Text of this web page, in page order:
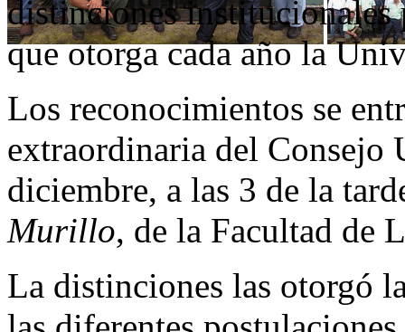
distinciones
que otorga cada año la
Los reconocimientos se
extraordinaria del Consejo
diciembre, a las 3 de la
Murillo, de la Facultad de
La distinciones las otorgó